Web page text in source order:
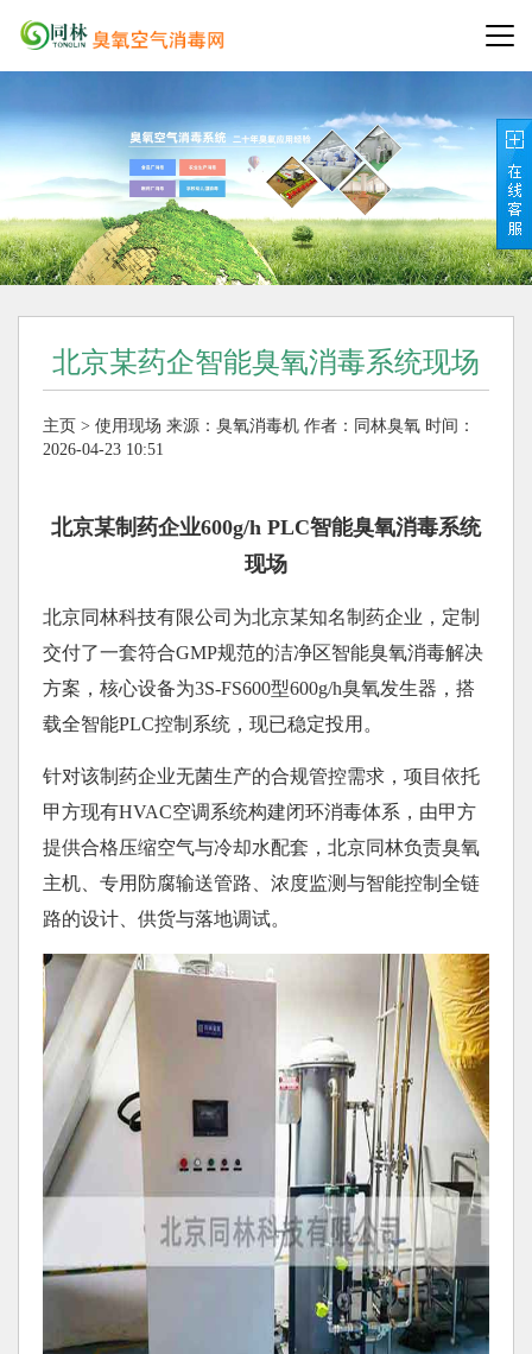
北京某药企智能臭氧消毒系统现场
主页 > 使用现场 来源： 臭氧消毒机 作者：同林臭氧 时间：
2026-04-23 10:51
北京某制药企业600g/h PLC智能臭氧消毒系统
现场
北京同林科技有限公司为北京某知名制药企业，定制
交付了一套符合GMP规范的洁净区智能臭氧消毒解决
方案，核心设备为3S-FS600型600g/h臭氧发生器，搭
载全智能PLC控制系统，现已稳定投用。
针对该制药企业无菌生产的合规管控需求，项目依托
甲方现有HVAC空调系统构建闭环消毒体系，由甲方
提供合格压缩空气与冷却水配套，北京同林负责臭氧
主机、专用防腐输送管路、浓度监测与智能控制全链
路的设计、供货与落地调试。